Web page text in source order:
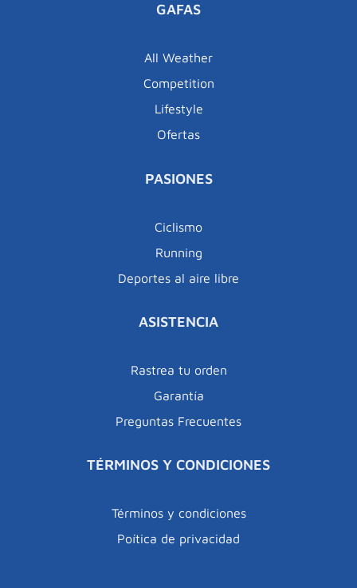
GAFAS
All Weather
Competition
Lifestyle
Ofertas
PASIONES
Ciclismo
Running
Deportes al aire libre
ASISTENCIA
Rastrea tu orden
Garantía
Preguntas Frecuentes
TÉRMINOS Y CONDICIONES
Términos y condiciones
Poítica de privacidad